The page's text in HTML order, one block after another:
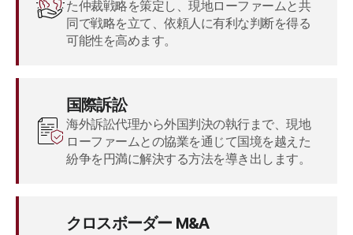
た仲裁戦略を策定し、現地ローファームと共
同で戦略を立て、依頼人に有利な判断を得る
可能性を高めます。
国際訴訟
海外訴訟代理から外国判決の執行まで、現地
ローファームとの協業を通じて国境を越えた
紛争を円満に解決する方法を導き出します。
クロスボーダー M&A